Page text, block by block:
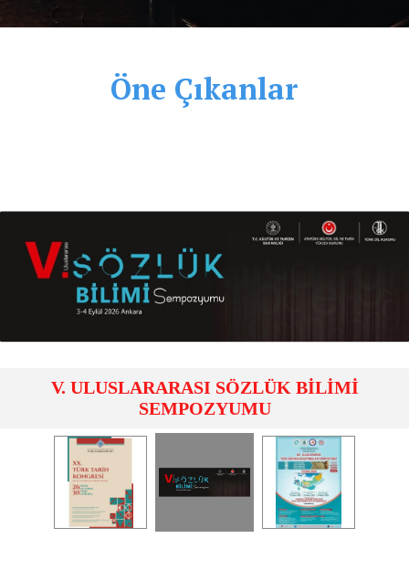
Öne Çıkanlar
V. ULUSLARARASI SÖZLÜK BİLİMİ
SEMPOZYUMU